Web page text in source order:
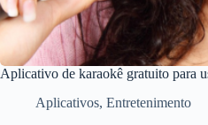
Aplicativo de karaokê gratuito para
Aplicativos, Entretenimento